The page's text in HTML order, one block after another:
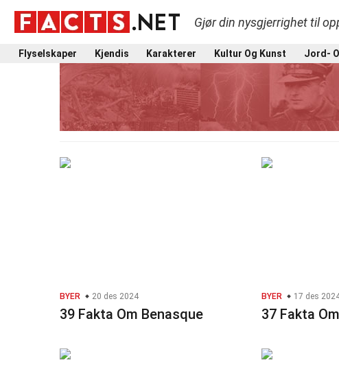
Gjør din nysgjerrighet til
Flyselskaper Kjendis Karakterer Kultur Og Kunst Jord-
BYER 20 des 2024
39 Fakta Om Benasque
BYER 17 des
37 Fakta